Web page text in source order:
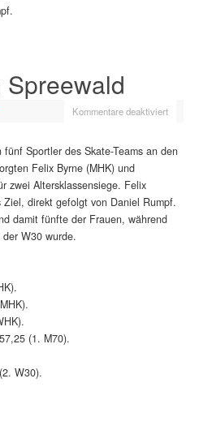
Kommentare deaktiviert
Sportler des Skate-Teams an den
Felix Byrne (MHK) und
zwei Altersklassensiege. Felix
direkt gefolgt von Daniel Rumpf.
damit fünfte der Frauen, während
W30 wurde.
(1. M70).
W30).